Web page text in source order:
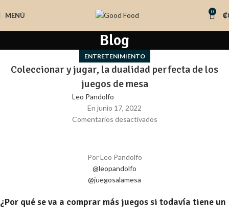
MENÚ 0 ₡
Blog
ENTRETENIMIENTO
Coleccionar y jugar, la dualidad perfecta de los
juegos de mesa
Leo Pandolfo
En junio 17, 2022
Comentarios desactivados
Por Leo Pandolfo
@leopandolfo
@juegosalamesa
¿Por qué se va a comprar más juegos si todavía tiene un